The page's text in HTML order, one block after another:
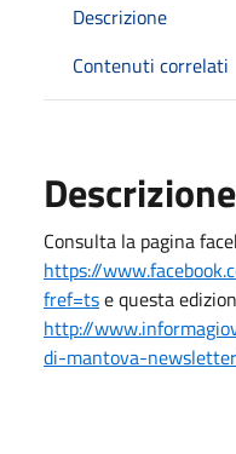
Descrizione
Contenuti correlati
Descrizione
Consulta la pagina
https://
fref=tse questa
http://
di-mantova-